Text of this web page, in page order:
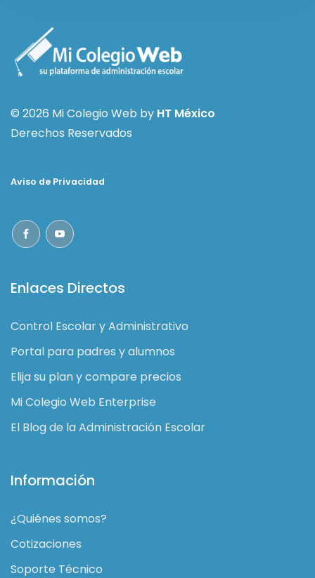
© 2026 Mi Colegio Web by HT México
Derechos Reservados
Aviso de Privacidad
Enlaces Directos
Control Escolar y Administrativo
Portal para padres y alumnos
Elija su plan y compare precios
Mi Colegio Web Enterprise
El Blog de la Administración Escolar
Información
¿Quiénes somos?
Cotizaciones
Soporte Técnico